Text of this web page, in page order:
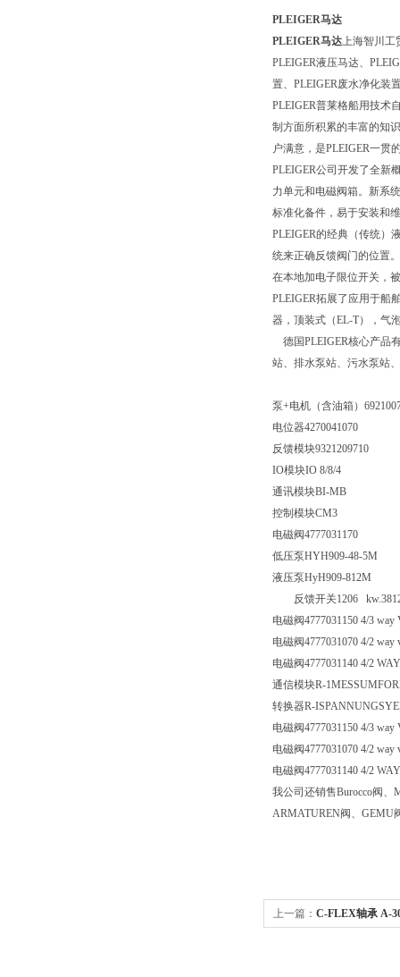
PLEIGER马达
PLEIGER马达上海智川工
PLEIGER液压马达、
置、PLEIGER废水净化装
PLEIGER普莱格船用技术
制方面所积累的丰富的知
户满意，是PLEIGER一贯
PLEIGER公司开发了全新
力单元和电磁阀箱。新系
标准化备件，易于安装和
PLEIGER的经典（传统）
统来正确反馈阀门的位置
在本地加电子限位开关，
PLEIGER拓展了应用于船
器，顶装式（EL-T），气
德国PLEIGER核心产品
站、排水泵站、污水泵站
泵+电机（含油箱）
电位器4270041070
反馈模块9321209710
IO模块IO 8/8/4
通讯模块BI-MB
控制模块CM3
电磁阀4777031170
低压泵HYH909-48-5M
液压泵HyH909-812M
反馈开关1206
电磁阀4777031150 4/3 way
电磁阀4777031070 4/2 way
电磁阀4777031140 4/2
通信模块R-
转换器R-
电磁阀4777031150 4/3 way
电磁阀4777031070 4/2 way
电磁阀4777031140 4/2
我公司还销售Burocco阀、
ARMATUREN阀、GEMU
上一篇： C-FLEX轴承 A-